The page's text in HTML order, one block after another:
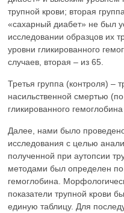
трупной крови; вторая
«сахарный диабет» не был
исследовании образцов их
уровни гликированного
случаев, вторая – из 65.
Третья группа (контроля) –
насильственной смертью
гликированного
Далее, нами было
исследования с целью
полученной при аутопсии
методами был определен
гемоглобина.
показатели трупной крови
единую таблицу. Для